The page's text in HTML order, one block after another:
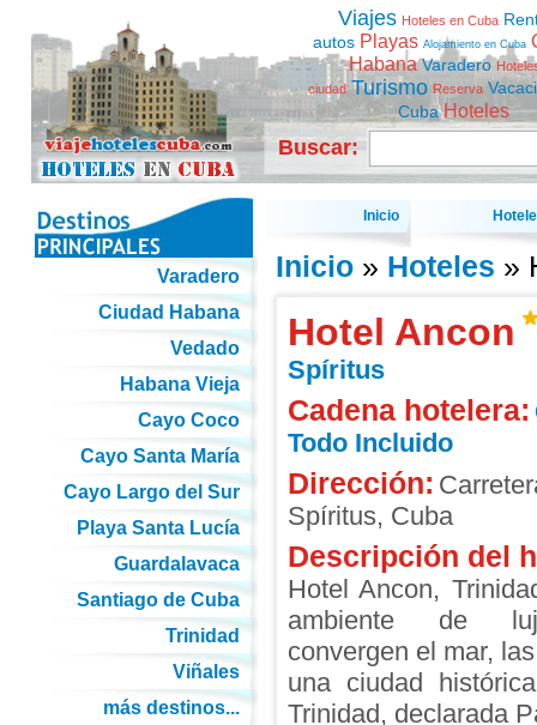
Viajes Hoteles en Cuba
autos Playas Alojamiento en Cuba
Habana Varadero
ciudad Turismo Reserva
Cuba Hoteles
Buscar:
Inicio
Inicio» Hoteles »
Hotel Ancon
Spíritus
Cadena hotelera:
Todo Incluido
Dirección:
Spíritus, Cuba
Descripción del
Hotel Ancon,
ambiente de
convergen el mar,
una ciudad
Trinidad, declarada
Varadero
Ciudad Habana
Vedado
Habana Vieja
Cayo Coco
Cayo Santa María
Cayo Largo del Sur
Playa Santa Lucía
Guardalavaca
Santiago de Cuba
Trinidad
Viñales
más destinos...